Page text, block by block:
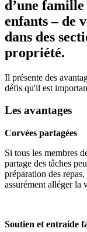
d’une
enfants – de
dans des
propriété.
Il présente des
défis qu'il est
Les avantages
Corvées partagées
Si tous les membres
partage des tâches
préparation des
assurément alléger la
Soutien et entraide